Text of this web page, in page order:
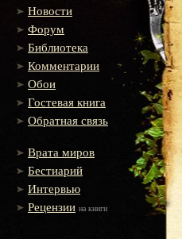
Новости
Форум
Библиотека
Комментарии
Обои
Гостевая книга
Обратная связь
Врата миров
Бестиарий
Интервью
Рецензии на книги